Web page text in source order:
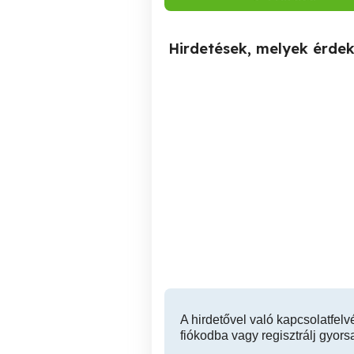
Hirdetések, melyek
A hirdetővel való
fiókodba vagy regisztrálj